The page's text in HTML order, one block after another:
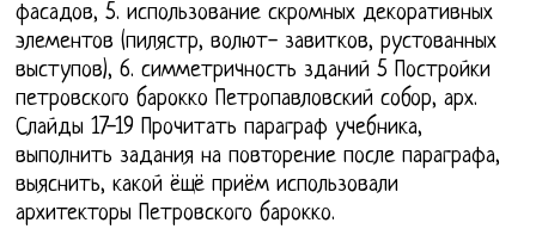
фасадов, 5. использование скромных декоративных
элементов (пилястр, волют- завитков, рустованных
выступов), 6. симметричность зданий 5 Постройки
петровского барокко Петропавловский собор, арх.
Слайды 17-19 Прочитать параграф учебника,
выполнить задания на повторение после параграфа,
выяснить, какой ёщё приём использовали
архитекторы Петровского барокко.